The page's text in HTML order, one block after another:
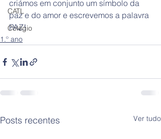
CATL
Colégio
criámos em conjunto um símbolo da
paz e do amor e escrevemos a palavra
PAZ!
1.º ano
Posts recentes Ver tudo